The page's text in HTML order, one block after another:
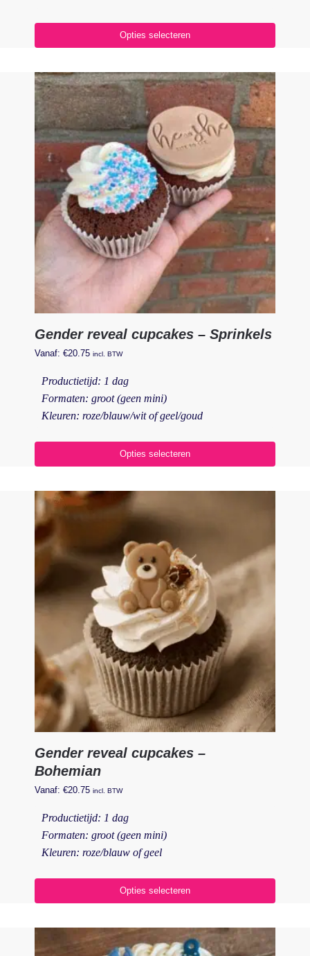
Opties selecteren
Gender reveal cupcakes – Sprinkels
Vanaf: €20.75 incl. BTW
Productietijd: 1 dag
Formaten: groot (geen mini)
Kleuren: roze/blauw/wit of geel/goud
Opties selecteren
Gender reveal cupcakes –
Bohemian
Vanaf: €20.75 incl. BTW
Productietijd: 1 dag
Formaten: groot (geen mini)
Kleuren: roze/blauw of geel
Opties selecteren